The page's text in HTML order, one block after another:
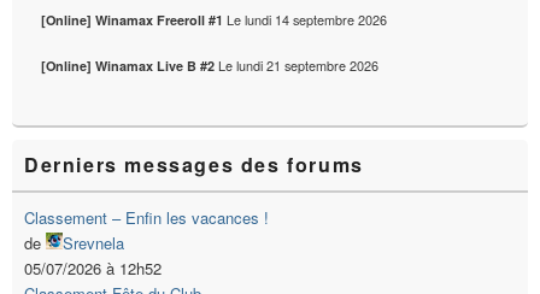
[Online] Winamax Freeroll #1 Lelundi 14 septembre 2026
[Online] Winamax Live B #2 Lelundi 21 septembre 2026
Derniers messages des forums
Classement – Enfin les vacances !
de
Srevnela
05/07/2026 à 12h52